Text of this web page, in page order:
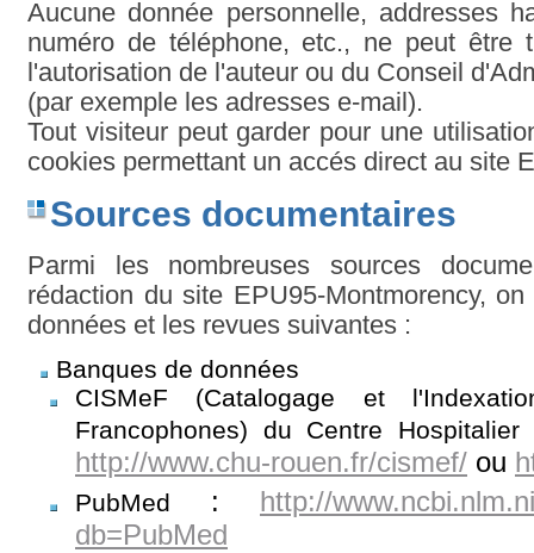
Aucune donnée personnelle, addresses
numéro de téléphone, etc., ne peut être
l'autorisation de l'auteur ou du Conseil
(par exemple les adresses e-mail).
Tout visiteur peut garder pour une
cookies permettant un accés direct au site
Sources documentaires
Parmi les nombreuses sources
rédaction du site EPU95-Montmorency,
données et les revues suivantes :
Banques de données
CISMeF (Catalogage et
Francophones) du Centre
http://www.chu-rouen.fr/cismef/ ou
PubMed : http://
db=PubMed